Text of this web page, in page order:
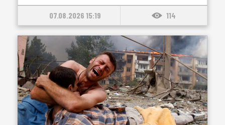
07.08.2026 15:19 114